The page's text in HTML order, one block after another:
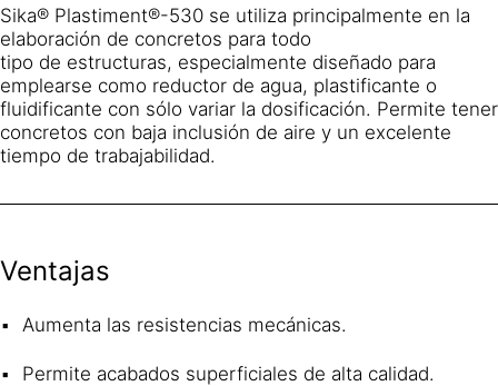
Sika® Plastiment®-530 se utiliza principalmente en la
elaboración de concretos para todo
tipo de estructuras, especialmente diseñado para
emplearse como reductor de agua, plastificante o
fluidificante con sólo variar la dosificación. Permite tener
concretos con baja inclusión de aire y un excelente
tiempo de trabajabilidad.
Ventajas
Aumenta las resistencias mecánicas.
Permite acabados superficiales de alta calidad.